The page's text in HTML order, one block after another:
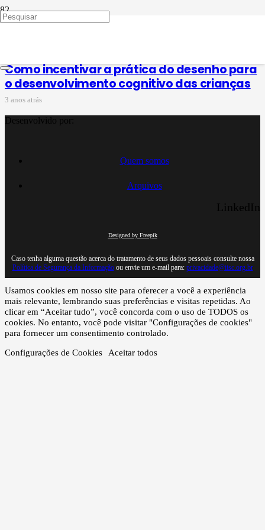
habilidades artes 1º ano
Como incentivar a prática do desenho para
o desenvolvimento cognitivo das crianças
3 anos atrás
Desenvolvido por:
Quem somos
Arquivos
LinkedIn
Designed by Freepik
Caso tenha alguma questão acerca do tratamento de seus dados pessoais consulte nossa
Política de Segurança da Informaçãoou envie um e-mail para: privacidade@iisc.org.br
Usamos cookies em nosso site para oferecer a você a experiência
mais relevante, lembrando suas preferências e visitas repetidas. Ao
clicar em “Aceitar tudo”, você concorda com o uso de TODOS os
cookies. No entanto, você pode visitar "Configurações de cookies"
para fornecer um consentimento controlado.
Configurações de Cookies Aceitar todos